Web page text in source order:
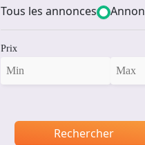
Tous les annonces
Prix
Rechercher